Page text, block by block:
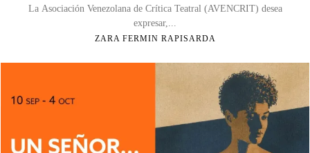
La Asociación Venezolana de Crítica Teatral (AVENCRIT) desea
expresar,...
ZARA FERMIN RAPISARDA